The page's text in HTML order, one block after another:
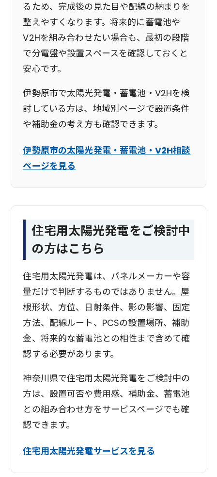
るため、完成後の見た目や配線の納まりを
整えやすくなります。将来的に蓄電池や
V2Hを組み合わせたい場合も、最初の段階
で分電盤や設置スペースを確認しておくと
安心です。
伊勢原市で太陽光発電・蓄電池・V2Hを検
討している方は、地域別ページで設置条件
や補助金の考え方も確認できます。
伊勢原市の太陽光発電・蓄電池・V2H相談
ページを見る
住宅用太陽光発電をご検討中
の方はこちら
住宅用太陽光発電は、パネルメーカーや容
量だけで判断するものではありません。屋
根形状、方位、日射条件、影の影響、固定
方法、配線ルート、PCSの設置場所、補助
金、将来的な蓄電池との相性まで含めて確
認する必要があります。
神奈川県で住宅用太陽光発電をご検討中の
方は、設置可否や費用感、補助金、蓄電池
との組み合わせ方をサービスページでも確
認できます。
住宅用太陽光発電サービスを見る